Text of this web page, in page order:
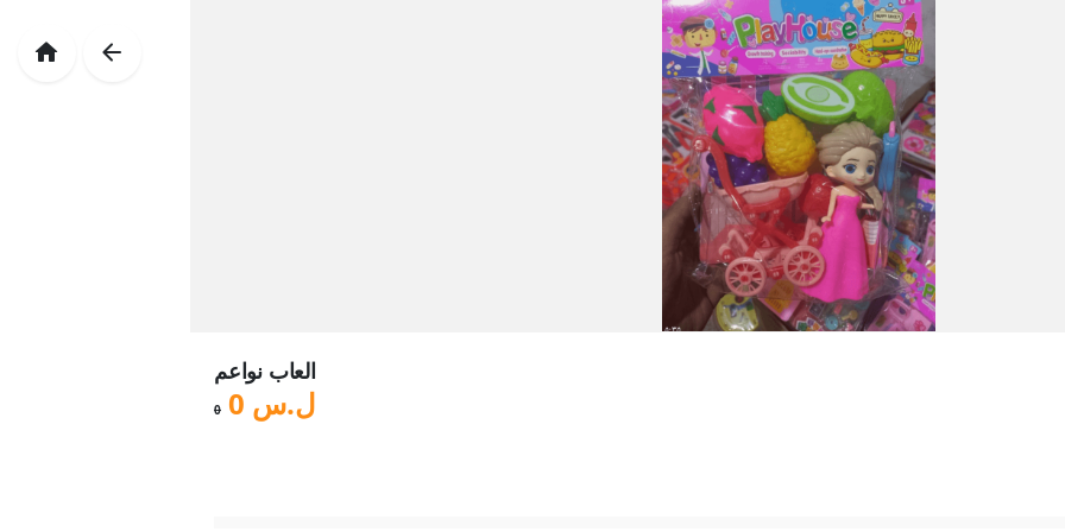
العاب نواعم
ل.س 0
0